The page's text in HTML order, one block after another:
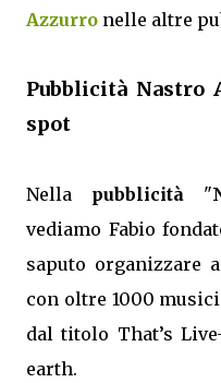
Azzurro nelle altre
Pubblicità Nastro
spot
Nella pubblicità"
vediamo Fabio
saputo organizzare
con oltre 1000
dal titolo That’s
earth.